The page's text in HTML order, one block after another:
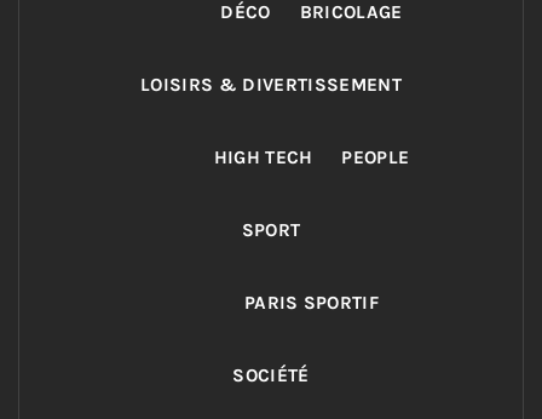
DÉCO BRICOLAGE
LOISIRS & DIVERTISSEMENT
HIGH TECH PEOPLE
SPORT
PARIS SPORTIF
SOCIÉTÉ